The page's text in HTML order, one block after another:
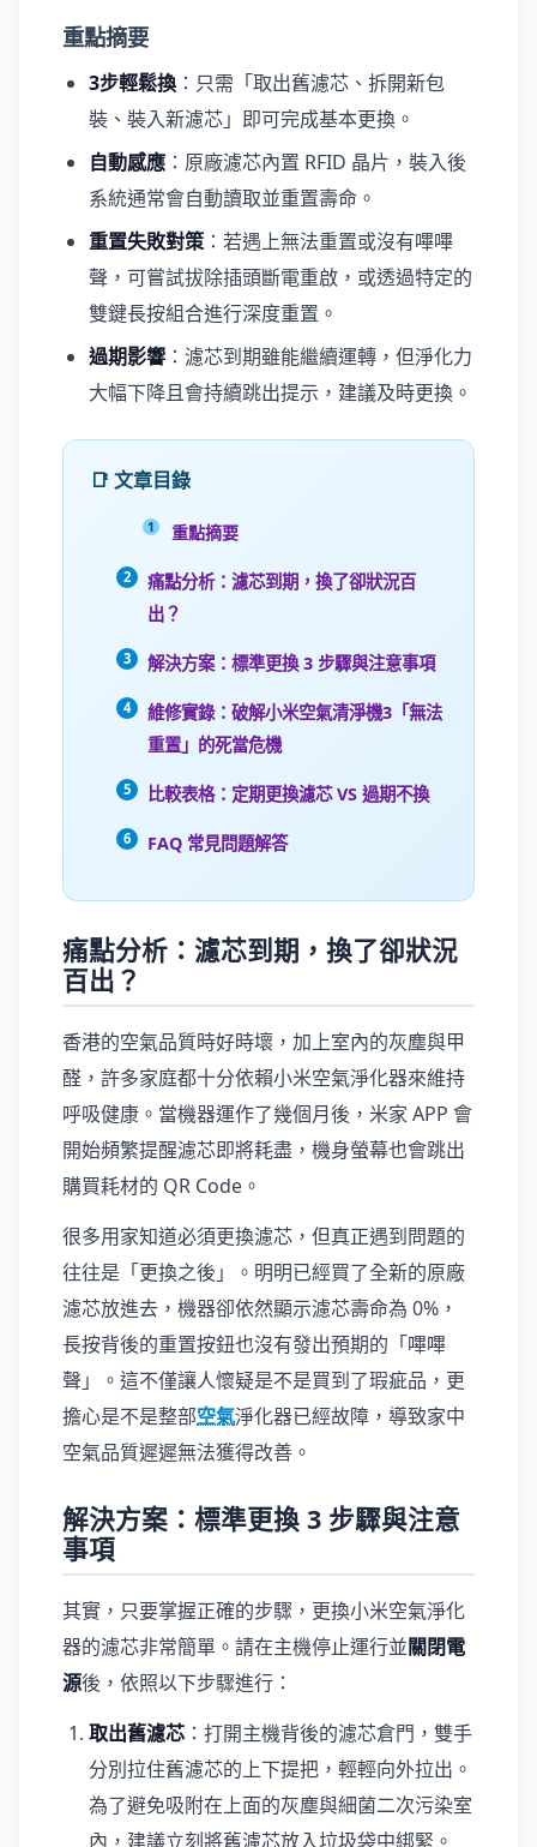
重點摘要
3步輕鬆換 ：只需「取出舊濾芯、拆開新包
裝、裝入新濾芯」即可完成基本更換。
自動感應 ：原廠濾芯內置 RFID 晶片，裝入後
系統通常會自動讀取並重置壽命。
重置失敗對策：若遇上無法重置或沒有嗶嗶
聲，可嘗試拔除插頭斷電重啟，或透過特定的
雙鍵長按組合進行深度重置。
過期影響 ：濾芯到期雖能繼續運轉，但淨化力
大幅下降且會持續跳出提示，建議及時更換。
📑 文章目錄
重點摘要
痛點分析：濾芯到期，換了卻狀況百
出？
解決方案：標準更換 3 步驟與注意事項
維修實錄：破解小米空氣清淨機3「無法
重置」的死當危機
比較表格：定期更換濾芯 VS 過期不換
FAQ 常見問題解答
痛點分析：濾芯到期，換了卻狀況
百出？
香港的空氣品質時好時壞，加上室內的灰塵與甲
醛，許多家庭都十分依賴小米空氣淨化器來維持
呼吸健康。當機器運作了幾個月後，米家 APP 會
開始頻繁提醒濾芯即將耗盡，機身螢幕也會跳出
購買耗材的 QR Code。
很多用家知道必須更換濾芯，但真正遇到問題的
往往是「更換之後」。明明已經買了全新的原廠
濾芯放進去，機器卻依然顯示濾芯壽命為 0%，
長按背後的重置按鈕也沒有發出預期的「嗶嗶
聲」。這不僅讓人懷疑是不是買到了瑕疵品，更
擔心是不是整部空氣淨化器已經故障，導致家中
空氣品質遲遲無法獲得改善。
解決方案：標準更換 3 步驟與注意
事項
其實，只要掌握正確的步驟，更換小米空氣淨化
器的濾芯非常簡單。請在主機停止運行並關閉電
源後，依照以下步驟進行：
取出舊濾芯 ：打開主機背後的濾芯倉門，雙手
分別拉住舊濾芯的上下提把，輕輕向外拉出。
為了避免吸附在上面的灰塵與細菌二次污染室
內，建議立刻將舊濾芯放入垃圾袋中綁緊。